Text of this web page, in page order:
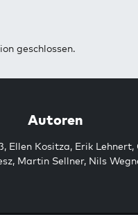
geschlossen.
Autoren
, Ellen Kositza, Erik Lehnert,
, Martin Sellner, Nils